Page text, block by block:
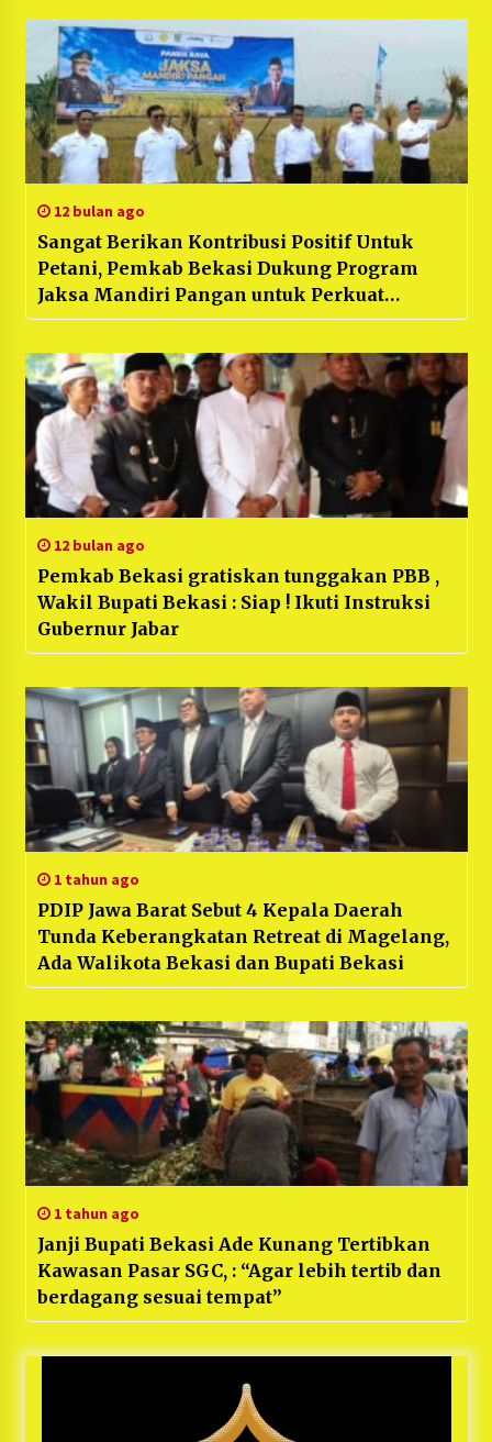
12 bulan ago
Sangat Berikan Kontribusi Positif Untuk
Petani, Pemkab Bekasi Dukung Program
Jaksa Mandiri Pangan untuk Perkuat
Ketahanan Pangan
12 bulan ago
Pemkab Bekasi gratiskan tunggakan PBB ,
Wakil Bupati Bekasi : Siap ! Ikuti Instruksi
Gubernur Jabar
1 tahun ago
PDIP Jawa Barat Sebut 4 Kepala Daerah
Tunda Keberangkatan Retreat di Magelang,
Ada Walikota Bekasi dan Bupati Bekasi
1 tahun ago
Janji Bupati Bekasi Ade Kunang Tertibkan
Kawasan Pasar SGC, : “Agar lebih tertib dan
berdagang sesuai tempat”